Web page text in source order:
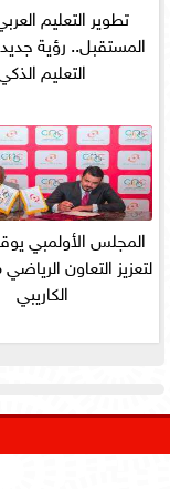
تطوير التعليم
المستقبل.. رؤية
التعليم
المجلس الأولمبي
لتعزيز التعاون
الكاريبي